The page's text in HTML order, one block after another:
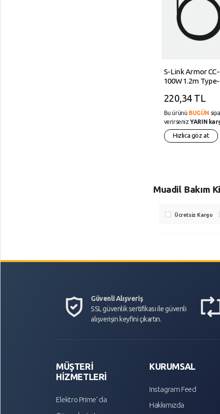
S-Link Armor
100W 1.2m
Metal Başlıklı
Hızlı Şarj Kablosu
220,34 TL
Bu ürünü BUGÜN
verirsenizYARIN
Hızlıca göz at
Muadil Bakım
Ücretsiz Kargo
Güvenli Alışveriş
SSL güvenlik sertifikası ile güvenli
alışverişin keyfini çıkartın.
MÜŞTERİ
HİZMETLERİ
Elektro Prime' da
KURUMSAL
Instagram Feed
Hakkımızda